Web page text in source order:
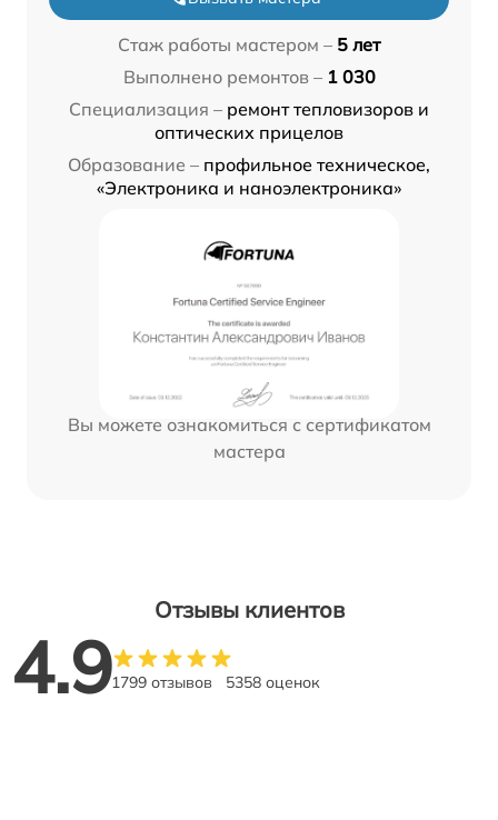
Стаж работы мастером – 5 лет
Выполнено ремонтов – 1 030
Специализация – ремонт тепловизоров и
оптических прицелов
Образование – профильное техническое,
«Электроника и наноэлектроника»
Вы можете ознакомиться с сертификатом
мастера
Отзывы клиентов
4.91799 отзывов 5358 оценок